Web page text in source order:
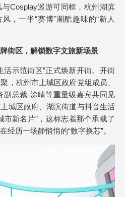
Cosplay巡游可同框，杭州湖滨
，一半“赛博”潮酷趣味的“新人
街区，解锁数字文旅新场景
活示范街区”正式焕新开街。开街
，杭州市上城区政府党组成员、
副总裁-涂晴等重量级嘉宾共同见
城区政府、湖滨街道与抖音生活
市新名片”，这标志着那个承载了
经历一场静悄悄的“数字换芯”。